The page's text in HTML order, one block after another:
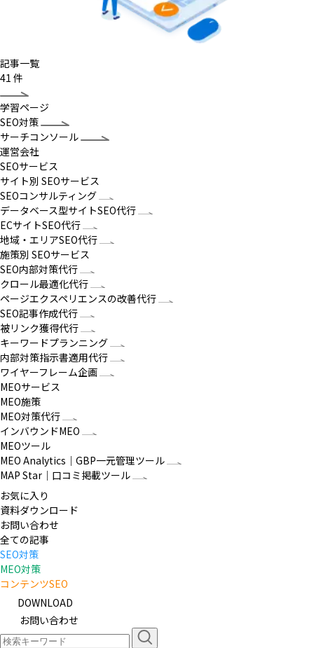
記事一覧
41 件
学習ページ
SEO対策
サーチコンソール
運営会社
SEOサービス
サイト別 SEOサービス
SEOコンサルティング
データベース型サイトSEO代行
ECサイトSEO代行
地域・エリアSEO代行
施策別 SEOサービス
SEO内部対策代行
クロール最適化代行
ページエクスペリエンスの改善代行
SEO記事作成代行
被リンク獲得代行
キーワードプランニング
内部対策指示書適用代行
ワイヤーフレーム企画
MEOサービス
MEO施策
MEO対策代行
インバウンドMEO
MEOツール
MEO Analytics｜GBP一元管理ツール
MAP Star｜口コミ掲載ツール
お気に入り
資料ダウンロード
お問い合わせ
全ての記事
SEO対策
MEO対策
コンテンツSEO
DOWNLOAD
お問い合わせ